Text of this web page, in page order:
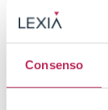
Consenso
InsightsData